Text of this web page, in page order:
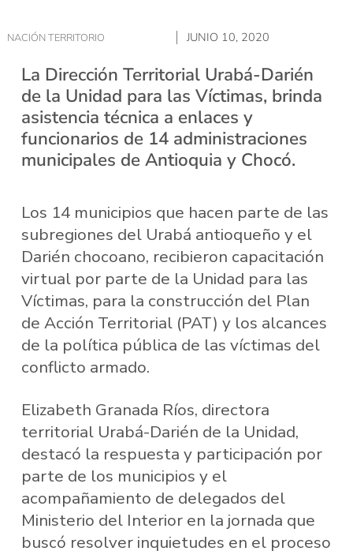
NACIÓN TERRITORIO JUNIO 10, 2020
La Dirección Territorial Urabá-Darién
de la Unidad para las Víctimas, brinda
asistencia técnica a enlaces y
funcionarios de 14 administraciones
municipales de Antioquia y Chocó.
Los 14 municipios que hacen parte de las
subregiones del Urabá antioqueño y el
Darién chocoano, recibieron capacitación
virtual por parte de la Unidad para las
Víctimas, para la construcción del Plan
de Acción Territorial (PAT) y los alcances
de la política pública de las víctimas del
conflicto armado.
Elizabeth Granada Ríos, directora
territorial Urabá-Darién de la Unidad,
destacó la respuesta y participación por
parte de los municipios y el
acompañamiento de delegados del
Ministerio del Interior en la jornada que
buscó resolver inquietudes en el proceso